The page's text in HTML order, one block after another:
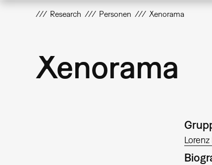
Research Personen Xenorama
Xenorama